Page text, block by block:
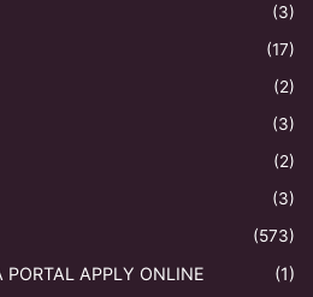
(3)
(17)
(2)
(3)
(2)
(3)
(573)
APPLY ONLINE
(1)